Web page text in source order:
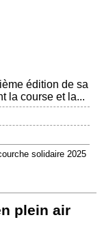
édition de sa
la course et la...
solidaire 2025
plein air